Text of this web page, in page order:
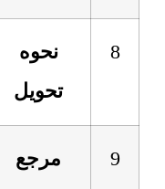
8
نحوه
تحویل
9
مرجع